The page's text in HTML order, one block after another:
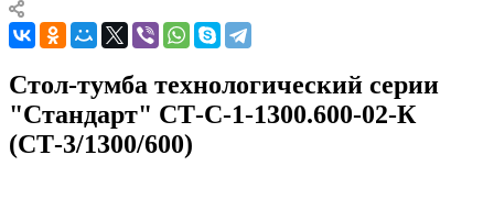
Стол-тумба технологический серии
"Стандарт" СТ-С-1-1300.600-02-К
(СТ-3/1300/600)